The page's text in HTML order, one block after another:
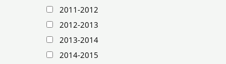
2011-2012
2012-2013
2013-2014
2014-2015